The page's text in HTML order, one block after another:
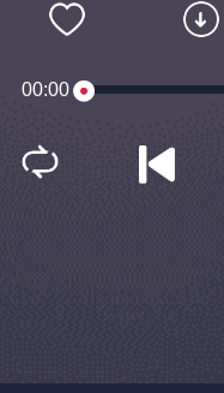
00:00